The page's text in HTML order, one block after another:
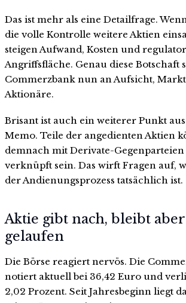
Das ist mehr als eine Detailfrage.
die volle Kontrolle weitere Aktien
steigen Aufwand, Kosten und
Angriffsfläche. Genau diese Botschaft
Commerzbank nun an Aufsicht,
Aktionäre.
Brisant ist auch ein weiterer Punkt
Memo. Teile der angedienten Aktien
demnach mit Derivate-
verknüpft sein. Das wirft Fragen auf,
der Andienungsprozess tatsächlich ist.
Aktie gibt nach, bleibt
gelaufen
Die Börse reagiert nervös. Die
notiert aktuell bei 36,42 Euro und
2,02 Prozent. Seit Jahresbeginn liegt